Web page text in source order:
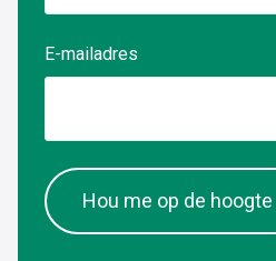
E-mailadres
Hou me op de hoogte